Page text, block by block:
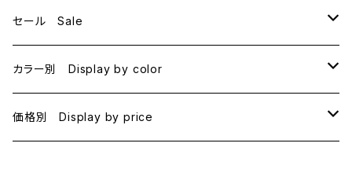
セール Sale
B70
B75
カラー別 Display by color
BLACK
価格別 Display by price